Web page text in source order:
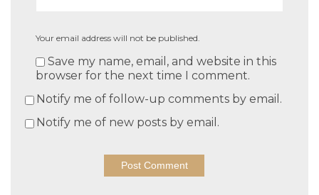
Your email address will not be published.
Save my name, email, and website in this
browser for the next time I comment.
Notify me of follow-up comments by email.
Notify me of new posts by email.